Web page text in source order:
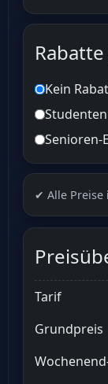
Kein
Senioren-
✔ Alle Preise
Tarif
Grundpreis